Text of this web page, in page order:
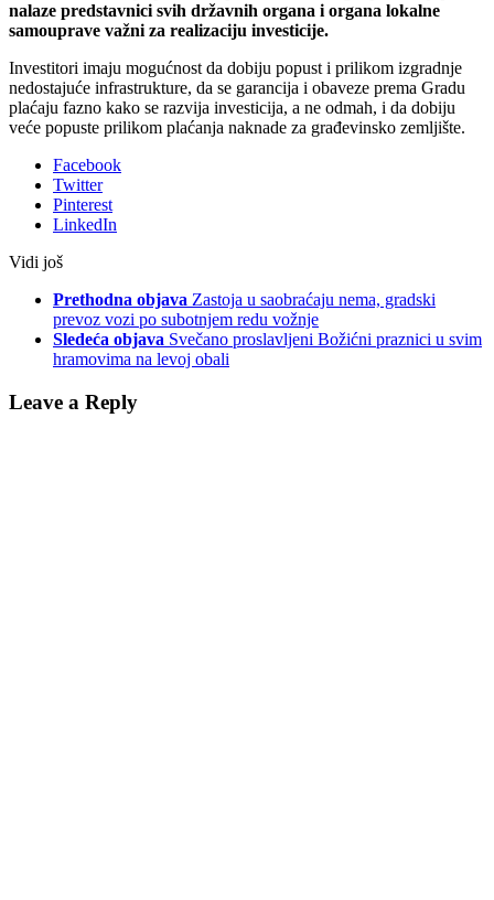
nalaze predstavnici svih državnih organa i organa lokalne
samouprave važni za realizaciju investicije.
Investitori imaju mogućnost da dobiju popust i prilikom izgradnje
nedostajuće infrastrukture, da se garancija i obaveze prema Gradu
plaćaju fazno kako se razvija investicija, a ne odmah, i da dobiju
veće popuste prilikom plaćanja naknade za građevinsko zemljište.
Facebook
Twitter
Pinterest
LinkedIn
Vidi još
Prethodna objava Zastoja u saobraćaju nema, gradski
prevoz vozi po subotnjem redu vožnje
Sledeća objava Svečano proslavljeni Božićni praznici u svim
hramovima na levoj obali
Leave a Reply